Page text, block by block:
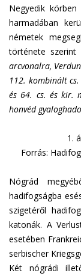
Negyedik
harmadában
németek
története
arcvonalra,
112. kombinált
és 64. cs. és kir.
honvéd
1.
Forrás:
Nógrád
hadifogságba
szigetéről
katonák. A
esetében
serbischer
Két nógrádi